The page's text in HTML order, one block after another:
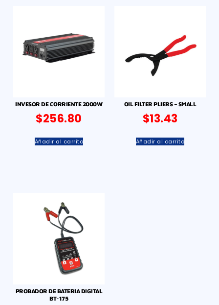
INVESOR DE CORRIENTE 2000W
$256.80
Añadir al carrito
OIL FILTER PLIERS – SMALL
$13.43
Añadir al carrito
PROBADOR DE BATERIA DIGITAL
BT-175